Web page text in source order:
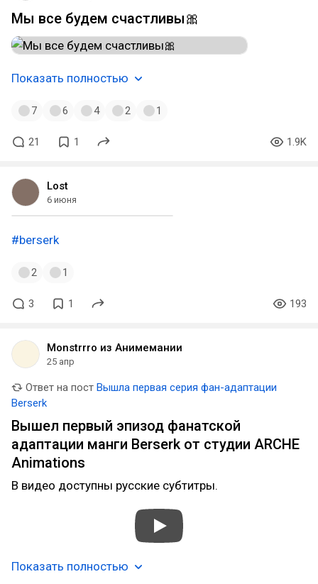
Мы все будем счастливы🎀
Показать полностью
7 6 4 2 1
21 1 1.9K
Lost
6 июня
#berserk
2 1
3 1 193
Monstrrro из Анимемании
25 апр
Ответ на пост Вышла первая серия фан-адаптации
Berserk
Вышел первый эпизод фанатской
адаптации манги Berserk от студии ARCHE
Animations
В видео доступны русские субтитры.
Показать полностью